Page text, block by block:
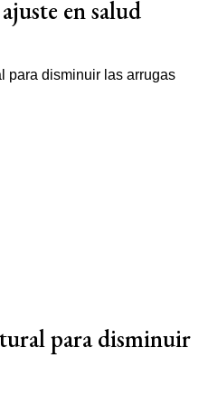
en salud
para disminuir